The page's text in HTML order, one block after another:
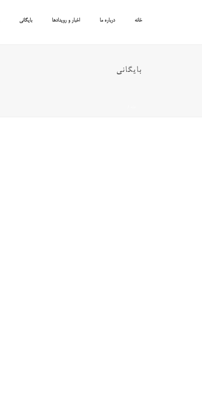
خانه درباره ما اخبار و رویدادها بایگانی
بایگانی